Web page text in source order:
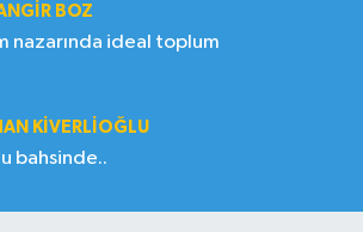
BOZ
nazarında ideal toplum
KIVERLIOĞLU
bahsinde..